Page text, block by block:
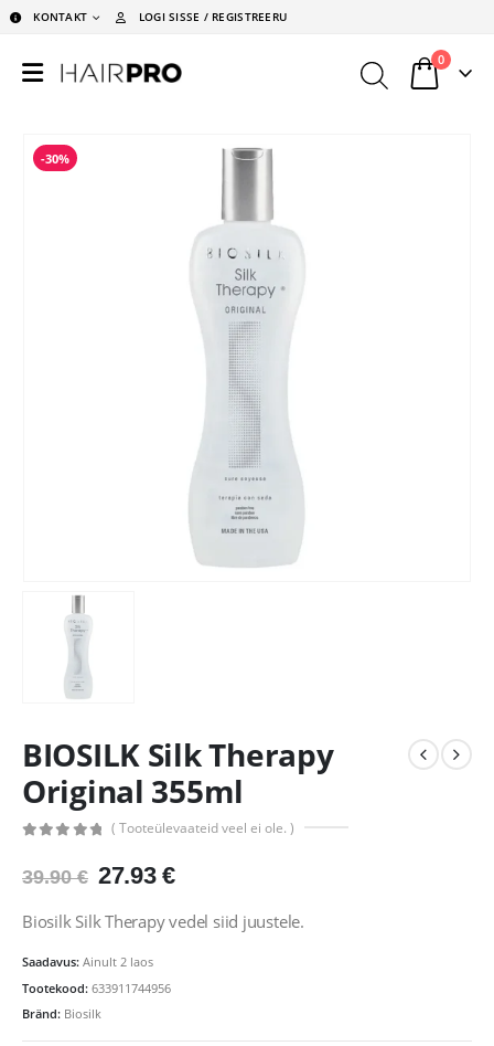
KONTAKT LOGI SISSE / REGISTREERU
0
-30%
BIOSILK Silk Therapy
Original 355ml
( Tooteülevaateid veel ei ole. )
39.90€ Algne
oli:
27.93 €Praegune
on:
Biosilk Silk Therapy vedel siid juustele.
Saadavus: Ainult 2 laos
Tootekood: 633911744956
Bränd: Biosilk